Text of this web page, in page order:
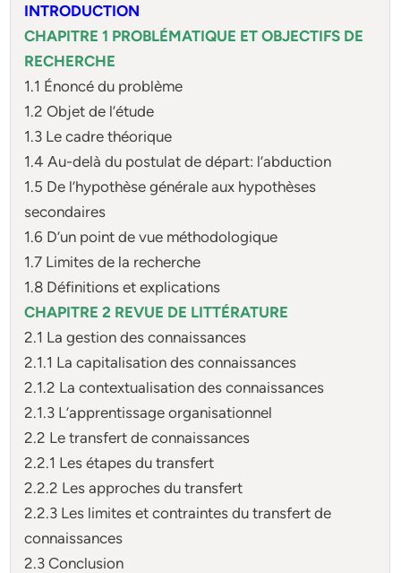
INTRODUCTION
CHAPITRE 1 PROBLÉMATIQUE ET OBJECTIFS DE
RECHERCHE
1.1 Énoncé du problème
1.2 Objet de l’étude
1.3 Le cadre théorique
1.4 Au-delà du postulat de départ: l’abduction
1.5 De l’hypothèse générale aux hypothèses
secondaires
1.6 D’un point de vue méthodologique
1.7 Limites de la recherche
1.8 Définitions et explications
CHAPITRE 2 REVUE DE LITTÉRATURE
2.1 La gestion des connaissances
2.1.1 La capitalisation des connaissances
2.1.2 La contextualisation des connaissances
2.1.3 L’apprentissage organisationnel
2.2 Le transfert de connaissances
2.2.1 Les étapes du transfert
2.2.2 Les approches du transfert
2.2.3 Les limites et contraintes du transfert de
connaissances
2.3 Conclusion